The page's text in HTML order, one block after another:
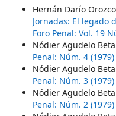
Hernán Darío
Jornadas: El legado
Foro Penal: Vol. 19
Nódier Agudelo
Penal: Núm. 4 (1979)
Nódier Agudelo
Penal: Núm. 3 (1979)
Nódier Agudelo
Penal: Núm. 2 (1979)